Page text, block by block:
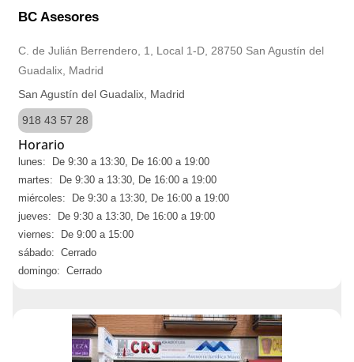
BC Asesores
C. de Julián Berrendero, 1, Local 1-D, 28750 San Agustín del
Guadalix, Madrid
San Agustín del Guadalix, Madrid
918 43 57 28
Horario
lunes: De 9:30 a 13:30, De 16:00 a 19:00
martes: De 9:30 a 13:30, De 16:00 a 19:00
miércoles: De 9:30 a 13:30, De 16:00 a 19:00
jueves: De 9:30 a 13:30, De 16:00 a 19:00
viernes: De 9:00 a 15:00
sábado: Cerrado
domingo: Cerrado